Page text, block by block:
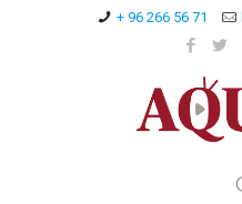
+ 96 266 56 71